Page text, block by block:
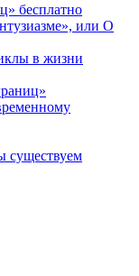
бесплатно
или О
в жизни
существуем